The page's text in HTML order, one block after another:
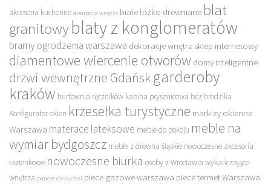
akcesoria kuchenne aranżacja wnętrz białe łóżko drewniane blat
granitowyblaty z konglomeratów
bramy ogrodzenia warszawa dekoracje wnętrz sklep internetowy
diamentowe wiercenie otworów domy inteligentne
drzwi wewnętrzne Gdańsk garderoby
kraków hurtownia ręczników kabina prysznicowa bez brodzika
Konfigurator okien krzesełka turystyczne markizy okienne
Warszawa materace lateksowe meble do pokoju meble na
wymiar bydgoszcz meble z drewna śląskie nowoczesne akcesoria
łazienkowe nowoczesne biurka osoby z Wrocławia wykańczające
wnętrza panele do kuchni piece gazowe warszawa piece termet Warszawa